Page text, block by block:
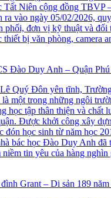
Tất Niên cộng đồng TBVP
ra vào ngày 05/02/2026,
phối, đơn vị kỹ thuật và đối
bị văn phòng, camera
Đào Duy Anh – Quận Phú
Quý Đôn yên tĩnh,
một trong những ngôi
học tập thân thiện và chất
Được khởi công xây
đón học sinh từ năm học
bác học Đào Duy Anh đã
tin yêu của hàng nghìn
Grant – Di sản 189